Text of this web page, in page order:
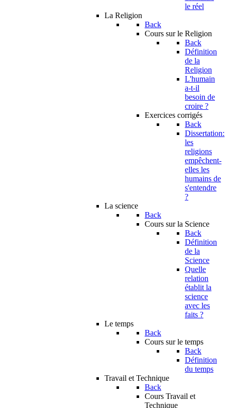
le réel
La Religion
Back
Cours sur le Religion
Back
Définition
de la
Religion
L'humain
a-t-il
besoin de
croire ?
Exercices corrigés
Back
Dissertation:
les
religions
empêchent-
elles les
humains de
s'entendre
?
La science
Back
Cours sur la Science
Back
Définition
de la
Science
Quelle
relation
établit la
science
avec les
faits ?
Le temps
Back
Cours sur le temps
Back
Définition
du temps
Travail et Technique
Back
Cours Travail et
Technique